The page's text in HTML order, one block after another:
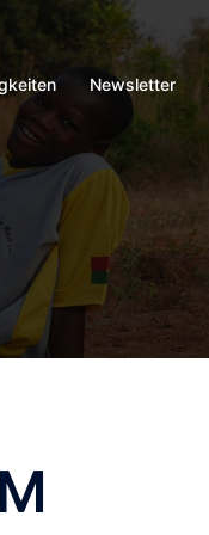
Newsletter